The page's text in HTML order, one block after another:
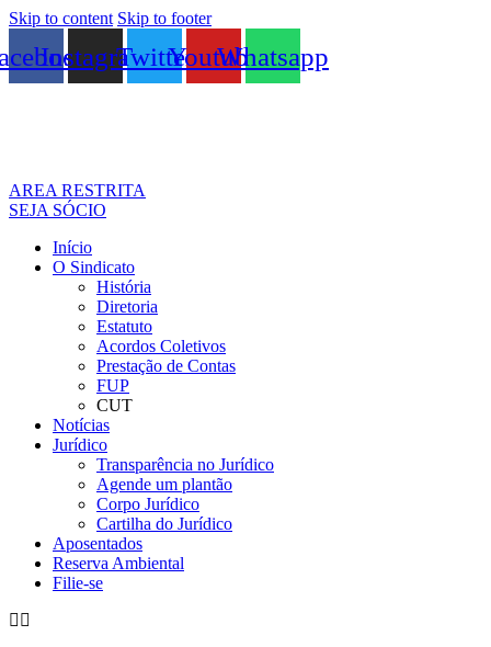
Skip to content Skip to footer
InstagramTwitterYoutubeWhatsapp
AREA RESTRITA
SEJA SÓCIO
Início
O Sindicato
História
Diretoria
Estatuto
Acordos Coletivos
Prestação de Contas
FUP
CUT
Notícias
Jurídico
Transparência no Jurídico
Agende um plantão
Corpo Jurídico
Cartilha do Jurídico
Aposentados
Reserva Ambiental
Filie-se